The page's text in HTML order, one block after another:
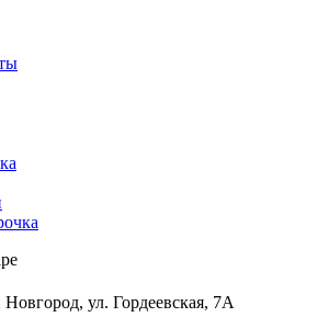
ул. Гордеевская, 7А